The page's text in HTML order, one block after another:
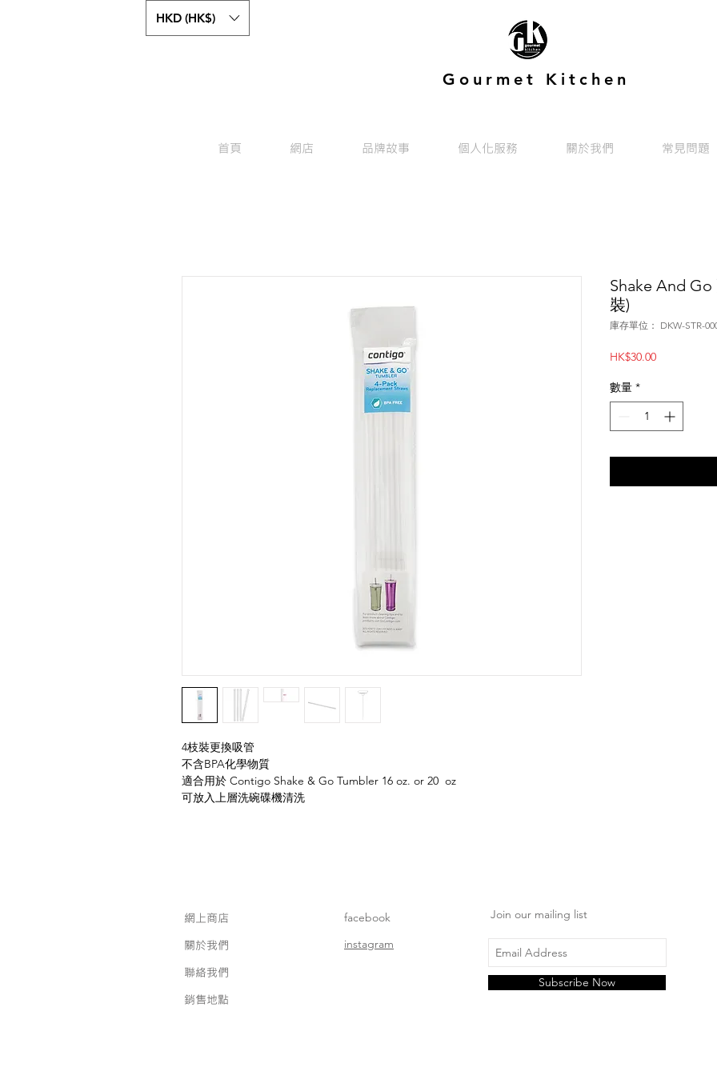
HKD (HK$)
Gourmet Kitchen
首頁 網店 品牌故事 個人化服務 關於我們 常見問題
4枝裝更換吸管
不含BPA化學物質
適合用於 Contigo Shake & Go Tumbler 16 oz. or 20 oz
可放入上層洗碗碟機清洗
Shake And
裝)
庫存單位： DKW-STR-
HK$30.00價
數量 *
網上商店
關於我們
聯絡我們
銷售地點
Join our mailing list
Subscribe Now
facebook
instagram